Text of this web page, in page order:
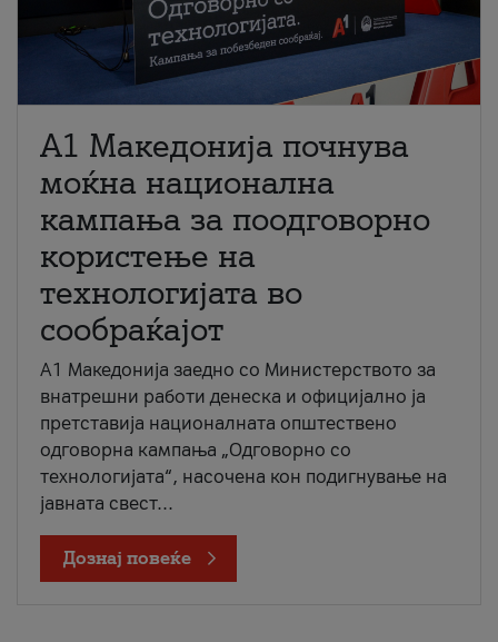
A1 Македонија почнува
моќна национална
кампања за поодговорно
користење на
технологијата во
сообраќајот
A1 Македонија заедно со Министерството за
внатрешни работи денеска и официјално ја
претставија националната општествено
одговорна кампања „Одговорно со
технологијата“, насочена кон подигнување на
јавната свест...
Дознај повеќе